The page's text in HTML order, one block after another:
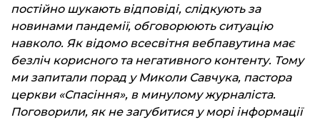
постійно шукають відповіді, слідкують за
новинами пандемії, обговорюють ситуацію
навколо. Як відомо всесвітня вебпавутина має
безліч корисного та негативного контенту. Тому
ми запитали порад у Миколи Савчука, пастора
церкви «Спасіння», в минулому журналіста.
Поговорили, як не загубитися у морі інформації